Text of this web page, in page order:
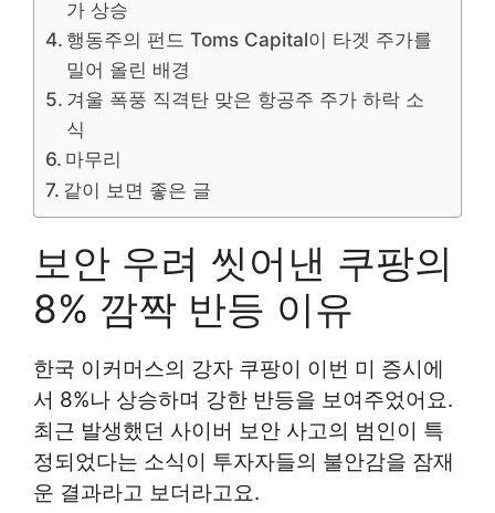
가 상승
행동주의 펀드 Toms Capital이 타겟 주가를
밀어 올린 배경
겨울 폭풍 직격탄 맞은 항공주 주가 하락 소
식
마무리
같이 보면 좋은 글
보안 우려 씻어낸 쿠팡의
8% 깜짝 반등 이유
한국 이커머스의 강자 쿠팡이 이번 미 증시에
서 8%나 상승하며 강한 반등을 보여주었어요.
최근 발생했던 사이버 보안 사고의 범인이 특
정되었다는 소식이 투자자들의 불안감을 잠재
운 결과라고 보더라고요.